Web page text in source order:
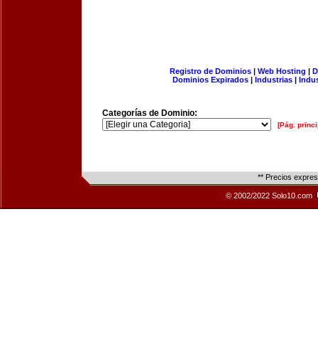
Registro de Dominios| Web Hosting |
Dominios Expirados | Industrias |
Categorías de Dominio:
[Pág.
** Precios
© 2002/2022 Solo10.com